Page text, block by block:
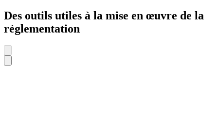
Des outils utiles à la mise en œuvre de la
réglementation